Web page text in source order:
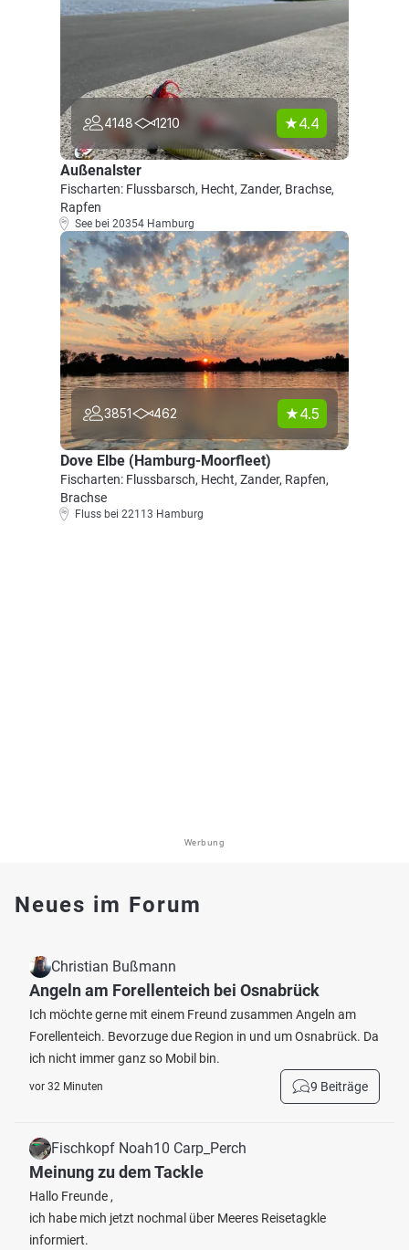
4148 1210 4.4
Außenalster
Fischarten: Flussbarsch, Hecht, Zander, Brachse,
Rapfen
See bei 20354 Hamburg
3851 462 4.5
Dove Elbe (Hamburg-Moorfleet)
Fischarten: Flussbarsch, Hecht, Zander, Rapfen,
Brachse
Fluss bei 22113 Hamburg
Werbung
Neues im Forum
Christian Bußmann
Angeln am Forellenteich bei Osnabrück
Ich möchte gerne mit einem Freund zusammen Angeln am
Forellenteich. Bevorzuge due Region in und um Osnabrück. Da
ich nicht immer ganz so Mobil bin.
vor 32 Minuten 9 Beiträge
Fischkopf Noah10 Carp_Perch
Meinung zu dem Tackle
Hallo Freunde ,
ich habe mich jetzt nochmal über Meeres Reisetagkle
informiert.